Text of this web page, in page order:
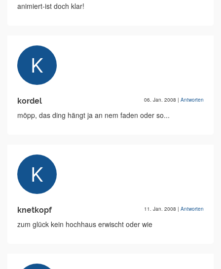
animiert-ist doch klar!
kordel 06. Jan. 2008 | Antworten
möpp, das ding hängt ja an nem faden oder so...
knetkopf 11. Jan. 2008 | Antworten
zum glück kein hochhaus erwischt oder wie